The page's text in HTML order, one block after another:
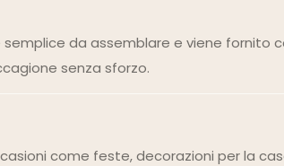
da assemblare e viene fornito
senza sforzo.
come feste, decorazioni per la